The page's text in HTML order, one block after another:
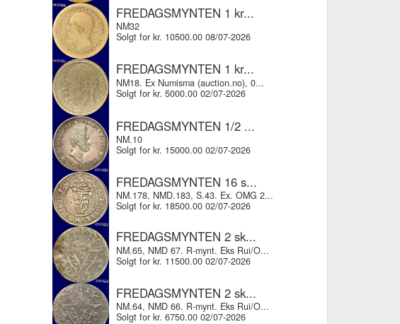
FREDAGSMYNTEN 1 kr...
NM32
Solgt for kr. 10500.00 08/07-2026
FREDAGSMYNTEN 1 kr...
NM18. Ex Numisma (auction.no), 0...
Solgt for kr. 5000.00 02/07-2026
FREDAGSMYNTEN 1/2 ...
NM.10
Solgt for kr. 15000.00 02/07-2026
FREDAGSMYNTEN 16 s...
NM.178, NMD.183, S.43. Ex. OMG 2...
Solgt for kr. 18500.00 02/07-2026
FREDAGSMYNTEN 2 sk...
NM.65, NMD 67. R-mynt. Eks Rui/O...
Solgt for kr. 11500.00 02/07-2026
FREDAGSMYNTEN 2 sk...
NM.64, NMD 66. R-mynt. Eks Rui/O...
Solgt for kr. 6750.00 02/07-2026